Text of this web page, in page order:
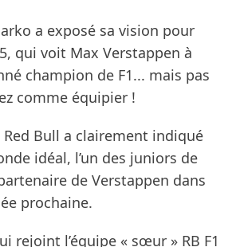
a exposé sa vision pour
qui voit Max Verstappen à
champion de F1... mais pas
comme équipier !
Red Bull a clairement indiqué
idéal, l’un des juniors de
de Verstappen dans
prochaine.
rejoint l’équipe « sœur » RB F1